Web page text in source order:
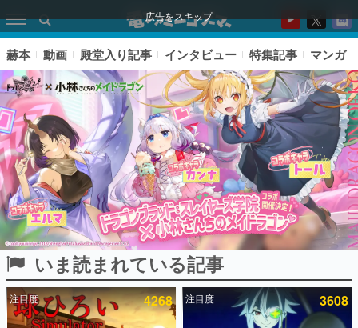
広告をスキップ
ピックアップ
電ファミのいま読まれている記事ランキング
赫本 動画 殿堂入り記事 インタビュー 特集記事 マンガ
いま読まれている記事
注目度 4268 注目度 3608